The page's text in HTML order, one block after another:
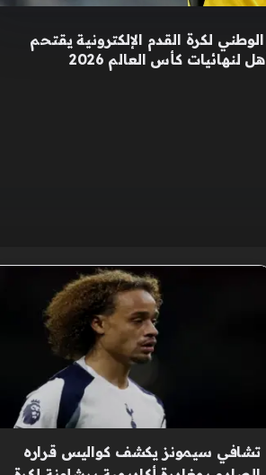
لكرة القدم الإلكترونية يقتحم
لنهائيات كأس العالم 2026
تشافي سيمونز يكشف كواليس قراره